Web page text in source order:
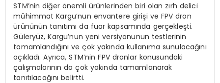
STM’nin diğer önemli ürünlerinden biri olan zırh delici
mühimmat Kargu’nun envantere girişi ve FPV dron
ürününün tanıtımı da fuar kapsamında gerçekleşti.
Güleryüz, Kargu’nun yeni versiyonunun testlerinin
tamamlandığını ve çok yakında kullanıma sunulacağını
açıkladı. Ayrıca, STM’nin FPV dronlar konusundaki
çalışmalarının da çok yakında tamamlanarak
tanıtılacağını belirtti.